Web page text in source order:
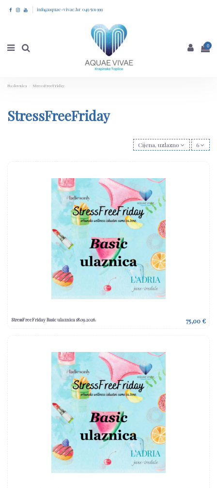
info@aquae-vivae.hr 049 501 999
0
Naslovnica StressFreeFriday
StressFreeFriday
Cijena, uzlazno 6
StressFreeFriday Basic ulaznica 18.09.2026. 75,00 €